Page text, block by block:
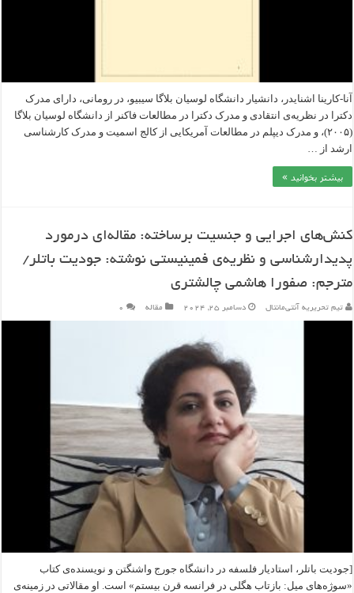
آنا-کارینا اشنایدر، دانشیار دانشگاه لوسیان بلاگا سیبیو، در رومانی، دارای مدرک
دکترا در نظریه‌ی انتقادی و مدرک دکترا در مطالعات فاکنر از دانشگاه لوسیان بلاگا
(۲۰۰۵)، و مدرک دیپلم در مطالعات آمریکایی از کالج اسمیت و مدرک کارشناسی
ارشد از …
بیشتر بخوانید »
کنش‌های اجرایی و جنسیت برساخته: مقاله‌‎‌ای درمورد
پدیدارشناسی و نظریه‌ی فمینیستی نوشته: جودیت باتلر/
مترجم: صفورا هاشمی چالشتری
تیم تحریریه آنتی‌مانتال دسامبر 25, 2024 مقاله ۰
[جودیت باتلر، استادیار فلسفه در دانشگاه جورج واشنگتن و نویسنده‌‎ی کتاب
«سوژه‌‎های میل: بازتاب هگلی در فرانسه قرن بیستم» است. او مقالاتی در زمینه‌‎ی